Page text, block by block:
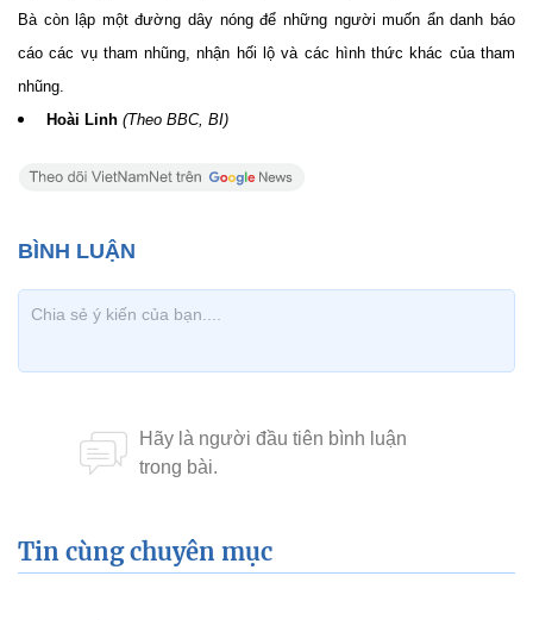
Bà còn lập một đường dây nóng để những người muốn ẩn danh báo
cáo các vụ tham nhũng, nhận hối lộ và các hình thức khác của tham
nhũng.
Hoài Linh (Theo BBC, BI)
Tin cùng chuyên mục